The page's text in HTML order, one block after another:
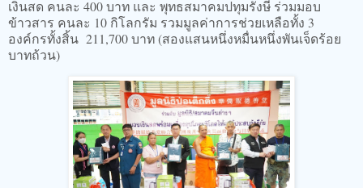
เงินสด คนละ 400 บาท และ พุทธสมาคมปทุมรังษี ร่วมมอบ
ข้าวสาร คนละ 10 กิโลกรัม รวมมูลค่าการช่วยเหลือทั้ง 3
องค์กรทั้งสิ้น 211,700 บาท (สองแสนหนึ่งหมื่นหนึ่งพันเจ็ดร้อย
บาทถ้วน)